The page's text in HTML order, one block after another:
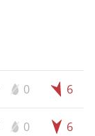
0 6
0 6